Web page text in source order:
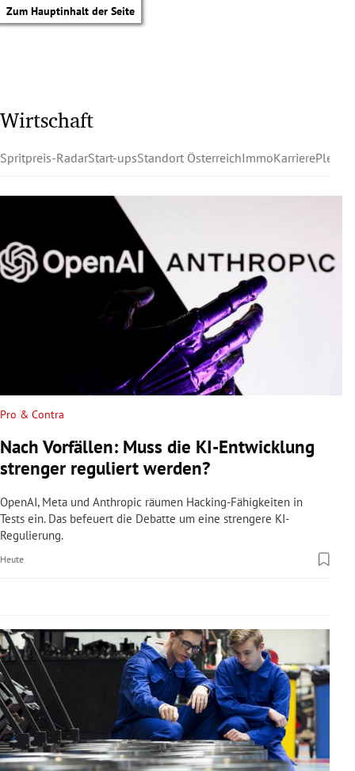
Zum Hauptinhalt der Seite
Untermenü
Untermenü
Untermenü
Untermenü
Untermenü
Untermenü
Wirtschaft
Spritpreis-RadarStart-upsStandort ÖsterreichImmoKarriere
Pro & Contra
Nach Vorfällen: Muss die KI-Entwicklung
strenger reguliert werden?
OpenAI, Meta und Anthropic räumen Hacking-Fähigkeiten in
Tests ein. Das befeuert die Debatte um eine strengere KI-
Regulierung.
Heute